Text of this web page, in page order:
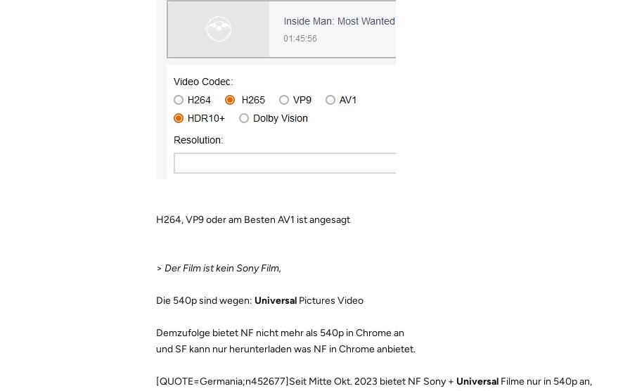
H264, VP9 oder am Besten AV1 ist angesagt
> Der Film ist kein Sony Film,
Die 540p sind wegen: Universal Pictures Video
Demzufolge bietet NF nicht mehr als 540p in Chrome an
und SF kann nur herunterladen was NF in Chrome anbietet.
[QUOTE=Germania;n452677]Seit Mitte Okt. 2023 bietet NF Sony + Universal Filme nur in 540p an,